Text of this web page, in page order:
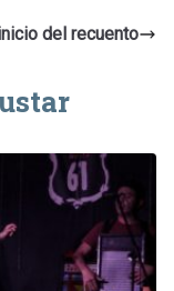
del recuento